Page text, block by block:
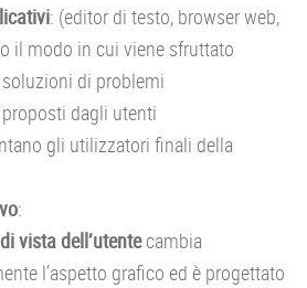
: (editor di testo, browser web,
il modo in cui viene sfruttato
soluzioni di problemi
dagli utenti
gli utilizzatori finali della
:
vista dell’utentecambia
l’aspetto grafico ed è progettato